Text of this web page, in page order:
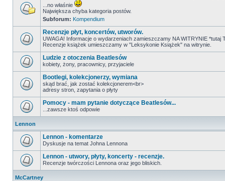
...no właśnie
Największa chyba kategoria postów.
Subforum: Kompendium
Recenzje płyt, koncertów, utworów.
UWAGA! Informacje o wydarzeniach zamieszczamy NA WITRYNIE *tutaj
Recenzje książek umieszczamy w "Leksykonie Książek" na witrynie.
Ludzie z otoczenia Beatlesów
kobiety, żony, pracownicy, przyjaciele
Bootlegi, kolekcjonerzy, wymiana
skąd brać, jak zostać kolekcjonerem<br>
adresy stron, zapytania o płyty
Pomocy - mam pytanie dotyczące Beatlesów...
...zawsze ktoś odpowie
Lennon
Lennon - komentarze
Dyskusje na temat Johna Lennona
Lennon - utwory, płyty, koncerty - recenzje.
Recenzje twórczości Lennona oraz jego bliskich.
McCartney